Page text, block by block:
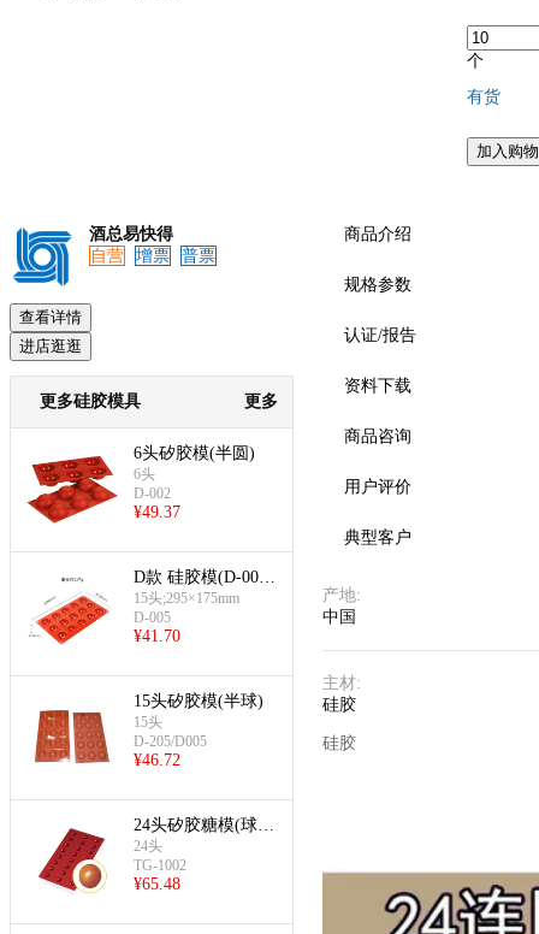
预览
个
有货
加入购
酒总易快得
自营
增票 普票
查看详情
进店逛逛
更多硅胶模具 更多
6头矽胶模(半圆)
6头
D-002
¥49.37
D款 硅胶模(D-005
款硅胶模)
15头;295×175mm
D-005
¥41.70
15头矽胶模(半球)
15头
D-205/D005
¥46.72
24头矽胶糖模(球
形)
24头
TG-1002
¥65.48
商品介绍
规格参数
认证/报告
资料下载
商品咨询
用户评价
典型客户
产地:
中国
主材:
硅胶
硅胶